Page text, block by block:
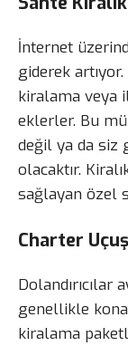
İnternet
giderek
kiralama veya
eklerler. Bu
değil ya da siz
olacaktır.
sağlayan özel
Charter Uçuş
Dolandırıcılar
genellikle
kiralama